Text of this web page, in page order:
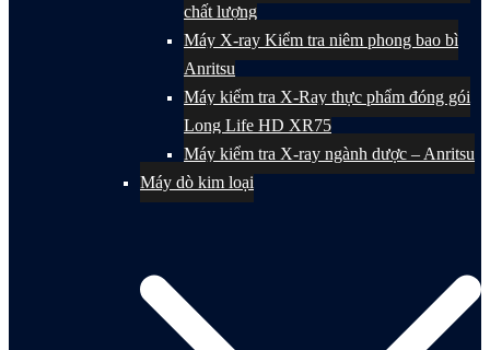
chất lượng
Máy X-ray Kiểm tra niêm phong bao bì
Anritsu
Máy kiểm tra X-Ray thực phẩm đóng gói
Long Life HD XR75
Máy kiểm tra X-ray ngành dược – Anritsu
Máy dò kim loại